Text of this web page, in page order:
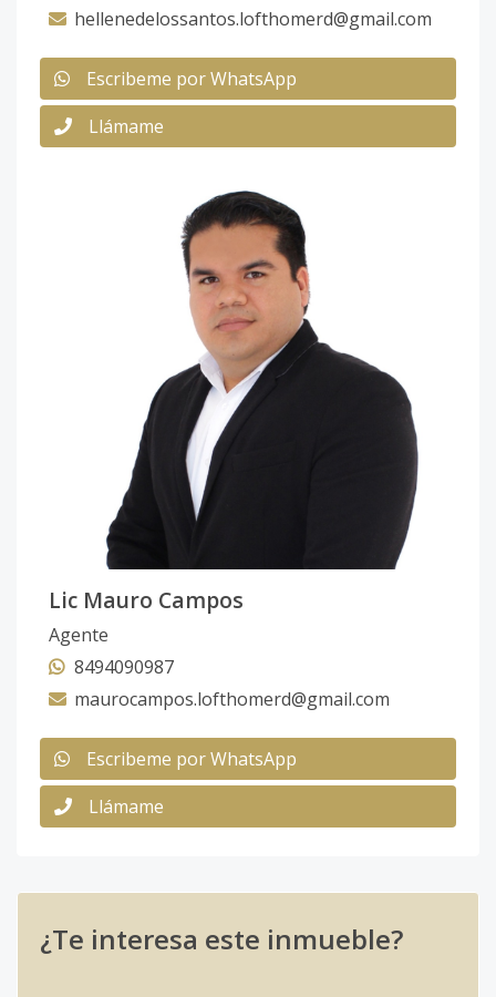
hellenedelossantos.lofthomerd@gmail.com
Escribeme por WhatsApp
Llámame
Lic Mauro Campos
Agente
8494090987
maurocampos.lofthomerd@gmail.com
Escribeme por WhatsApp
Llámame
¿Te interesa este inmueble?